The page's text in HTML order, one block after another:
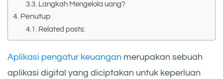
Langkah Mengelola uang?
Penutup
Related posts:
Aplikasi pengatur keuangan merupakan sebuah
aplikasi digital yang diciptakan untuk keperluan